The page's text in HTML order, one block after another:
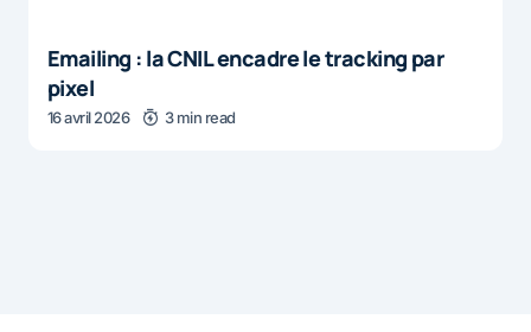
Emailing : la CNIL encadre le tracking par
pixel
16 avril 2026 3 min read